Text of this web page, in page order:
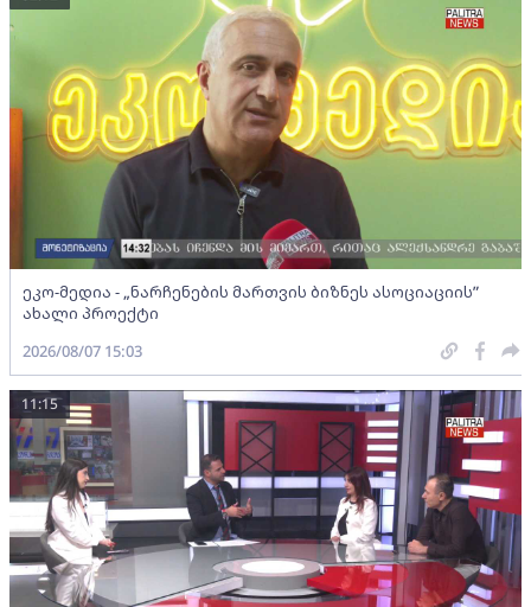
ეკო-მედია - „ნარჩენების მართვის ბიზნეს ასოციაციის”
ახალი პროექტი
2026/08/07 15:03
11:15